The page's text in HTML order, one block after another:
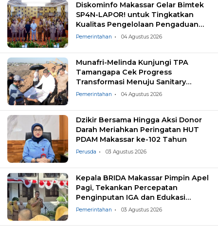
Diskominfo Makassar Gelar Bimtek
SP4N-LAPOR! untuk Tingkatkan
Kualitas Pengelolaan Pengaduan
Masyarakat
Pemerintahan 04 Agustus 2026
Munafri-Melinda Kunjungi TPA
Tamangapa Cek Progress
Transformasi Menuju Sanitary
Landfill
Pemerintahan 04 Agustus 2026
Dzikir Bersama Hingga Aksi Donor
Darah Meriahkan Peringatan HUT
PDAM Makassar ke-102 Tahun
Perusda 03 Agustus 2026
Kepala BRIDA Makassar Pimpin Apel
Pagi, Tekankan Percepatan
Penginputan IGA dan Edukasi
Pemilahan Sampah
Pemerintahan 03 Agustus 2026